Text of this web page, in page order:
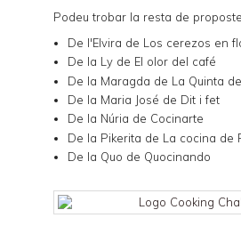
Podeu trobar la resta de
De l'Elvira de Los cerezos en
De la Ly de El olor del café
De la Maragda de La Quinta
De la Maria José de Dit i fet
De la Núria de Cocinarte
De la Pikerita de La cocina de
De la Quo de Quocinando